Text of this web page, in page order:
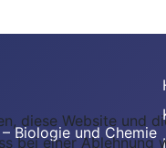
Biologie und Chemie
diese Website und
bei einer Ablehnung